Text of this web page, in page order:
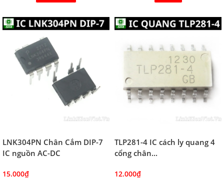
LNK304PN Chân Cắm DIP-7
IC nguồn AC-DC
15.000₫
TLP281-4 IC cách ly quang 4
cổng chân...
12.000₫